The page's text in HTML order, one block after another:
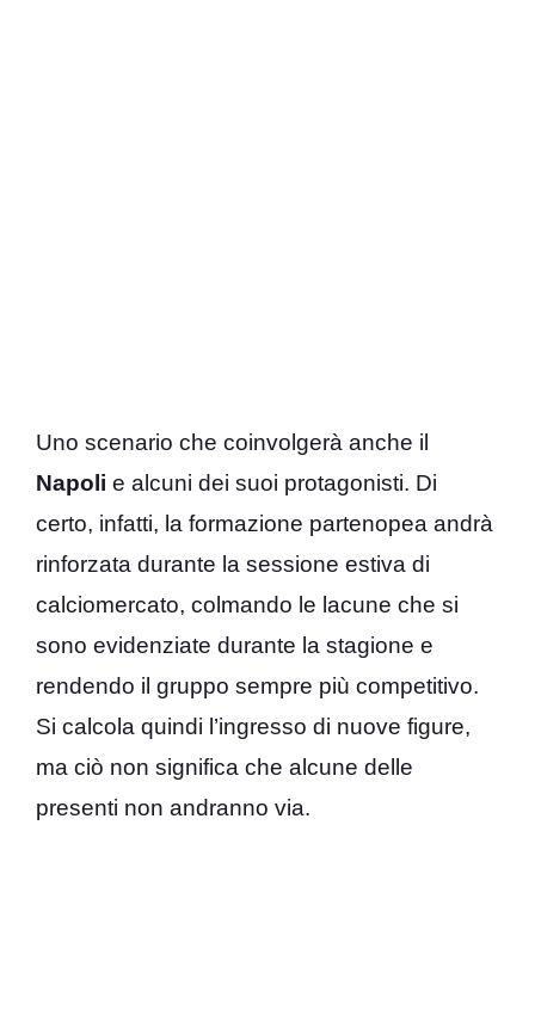
Uno scenario che coinvolgerà anche il
Napoli e alcuni dei suoi protagonisti. Di
certo, infatti, la formazione partenopea andrà
rinforzata durante la sessione estiva di
calciomercato, colmando le lacune che si
sono evidenziate durante la stagione e
rendendo il gruppo sempre più competitivo.
Si calcola quindi l’ingresso di nuove figure,
ma ciò non significa che alcune delle
presenti non andranno via.